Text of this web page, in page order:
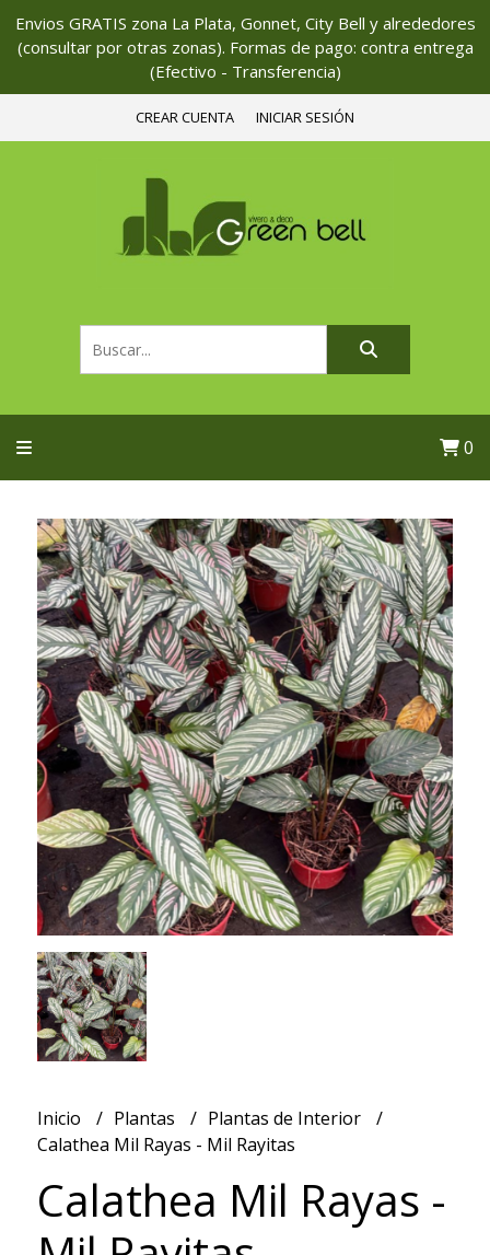
Envios GRATIS zona La Plata, Gonnet, City Bell y alrededores
(consultar por otras zonas). Formas de pago: contra entrega
(Efectivo - Transferencia)
CREAR CUENTA INICIAR SESIÓN
0
Inicio Plantas
Plantas de Interior
Calathea Mil Rayas - Mil Rayitas
Calathea Mil Rayas -